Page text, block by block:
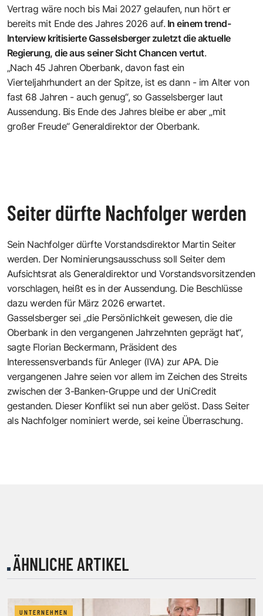
Vertrag wäre noch bis Mai 2027 gelaufen, nun hört er
bereits mit Ende des Jahres 2026 auf. In einem trend-
Interview kritisierte Gasselsberger zuletzt die aktuelle
Regierung, die aus seiner Sicht Chancen vertut.
„Nach 45 Jahren Oberbank, davon fast ein
Vierteljahrhundert an der Spitze, ist es dann - im Alter von
fast 68 Jahren - auch genug“, so Gasselsberger laut
Aussendung. Bis Ende des Jahres bleibe er aber „mit
großer Freude“ Generaldirektor der Oberbank.
Seiter dürfte Nachfolger werden
Sein Nachfolger dürfte Vorstandsdirektor Martin Seiter
werden. Der Nominierungsausschuss soll Seiter dem
Aufsichtsrat als Generaldirektor und Vorstandsvorsitzenden
vorschlagen, heißt es in der Aussendung. Die Beschlüsse
dazu werden für März 2026 erwartet.
Gasselsberger sei „die Persönlichkeit gewesen, die die
Oberbank in den vergangenen Jahrzehnten geprägt hat“,
sagte Florian Beckermann, Präsident des
Interessensverbands für Anleger (IVA) zur APA. Die
vergangenen Jahre seien vor allem im Zeichen des Streits
zwischen der 3-Banken-Gruppe und der UniCredit
gestanden. Dieser Konflikt sei nun aber gelöst. Dass Seiter
als Nachfolger nominiert werde, sei keine Überraschung.
ÄHNLICHE ARTIKEL
UNTERNEHMEN